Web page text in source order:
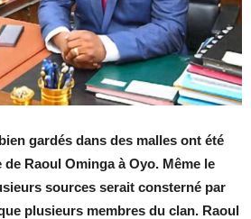
gardés dans des malles ont été
Raoul Ominga à Oyo. Même le
sources serait consterné par
plusieurs membres du clan. Raoul